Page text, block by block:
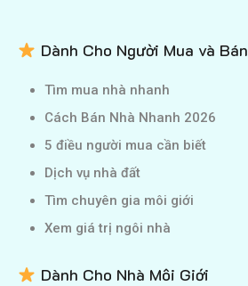
Dành Cho Người Mua và Bán
Tìm mua nhà nhanh
Cách Bán Nhà Nhanh 2026
5 điều người mua cần biết
Dịch vụ nhà đất
Tìm chuyên gia môi giới
Xem giá trị ngôi nhà
Dành Cho Nhà Môi Giới